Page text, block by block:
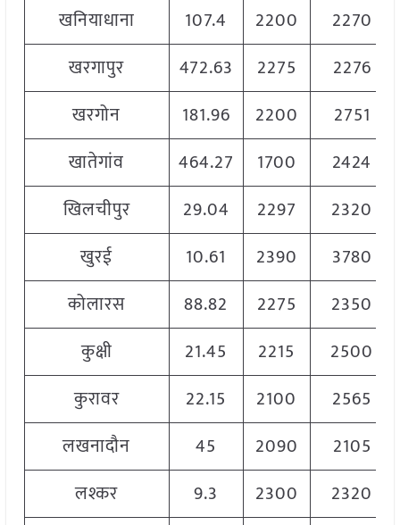
खनियाधाना
107.4 2200
2270
खरगापुर
472.63 2275
2276
खरगोन
181.96 2200
2751
खातेगांव
464.27 1700
2424
खिलचीपुर
29.04 2297
2320
खुरई
10.61 2390
3780
कोलारस
88.82 2275
2350
कुक्षी
21.45 2215
2500
कुरावर
22.15 2100
2565
लखनादौन
45 2090
2105
लश्कर
9.3 2300
2320